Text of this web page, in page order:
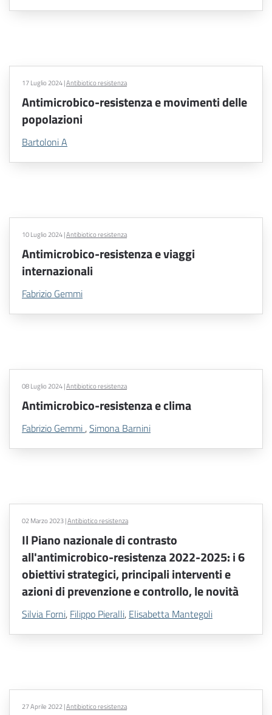
17 Luglio 2024|Antibiotico resistenza
Antimicrobico-resistenza e movimenti delle
popolazioni
Bartoloni A
10 Luglio 2024|Antibiotico resistenza
Antimicrobico-resistenza e viaggi
internazionali
Fabrizio Gemmi
08 Luglio 2024|Antibiotico resistenza
Antimicrobico-resistenza e clima
Fabrizio Gemmi ,Simona Barnini
02 Marzo 2023|Antibiotico resistenza
Il Piano nazionale di contrasto
all'antimicrobico-resistenza 2022-2025: i 6
obiettivi strategici, principali interventi e
azioni di prevenzione e controllo, le novità
Silvia Forni, Filippo Pieralli, Elisabetta Mantegoli
27 Aprile 2022|Antibiotico resistenza